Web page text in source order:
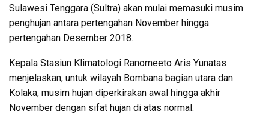
Sulawesi Tenggara (Sultra) akan mulai memasuki musim
penghujan antara pertengahan November hingga
pertengahan Desember 2018.
Kepala Stasiun Klimatologi Ranomeeto Aris Yunatas
menjelaskan, untuk wilayah Bombana bagian utara dan
Kolaka, musim hujan diperkirakan awal hingga akhir
November dengan sifat hujan di atas normal.